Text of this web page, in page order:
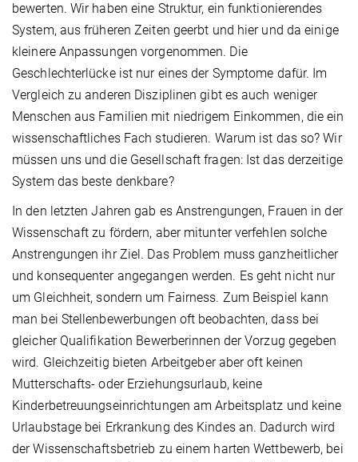
bewerten. Wir haben eine Struktur, ein funktionierendes
System, aus früheren Zeiten geerbt und hier und da einige
kleinere Anpassungen vorgenommen. Die
Geschlechterlücke ist nur eines der Symptome dafür. Im
Vergleich zu anderen Disziplinen gibt es auch weniger
Menschen aus Familien mit niedrigem Einkommen, die ein
wissenschaftliches Fach studieren. Warum ist das so? Wir
müssen uns und die Gesellschaft fragen: Ist das derzeitige
System das beste denkbare?
In den letzten Jahren gab es Anstrengungen, Frauen in der
Wissenschaft zu fördern, aber mitunter verfehlen solche
Anstrengungen ihr Ziel. Das Problem muss ganzheitlicher
und konsequenter angegangen werden. Es geht nicht nur
um Gleichheit, sondern um Fairness. Zum Beispiel kann
man bei Stellenbewerbungen oft beobachten, dass bei
gleicher Qualifikation Bewerberinnen der Vorzug gegeben
wird. Gleichzeitig bieten Arbeitgeber aber oft keinen
Mutterschafts- oder Erziehungsurlaub, keine
Kinderbetreuungseinrichtungen am Arbeitsplatz und keine
Urlaubstage bei Erkrankung des Kindes an. Dadurch wird
der Wissenschaftsbetrieb zu einem harten Wettbewerb, bei